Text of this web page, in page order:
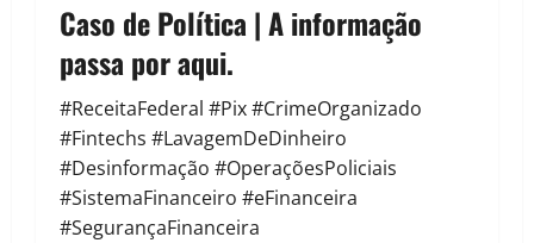
Caso de Política | A informação
passa por aqui.
#ReceitaFederal #Pix #CrimeOrganizado
#Fintechs #LavagemDeDinheiro
#Desinformação #OperaçõesPoliciais
#SistemaFinanceiro #eFinanceira
#SegurançaFinanceira